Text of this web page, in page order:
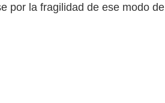
por la fragilidad de ese modo de